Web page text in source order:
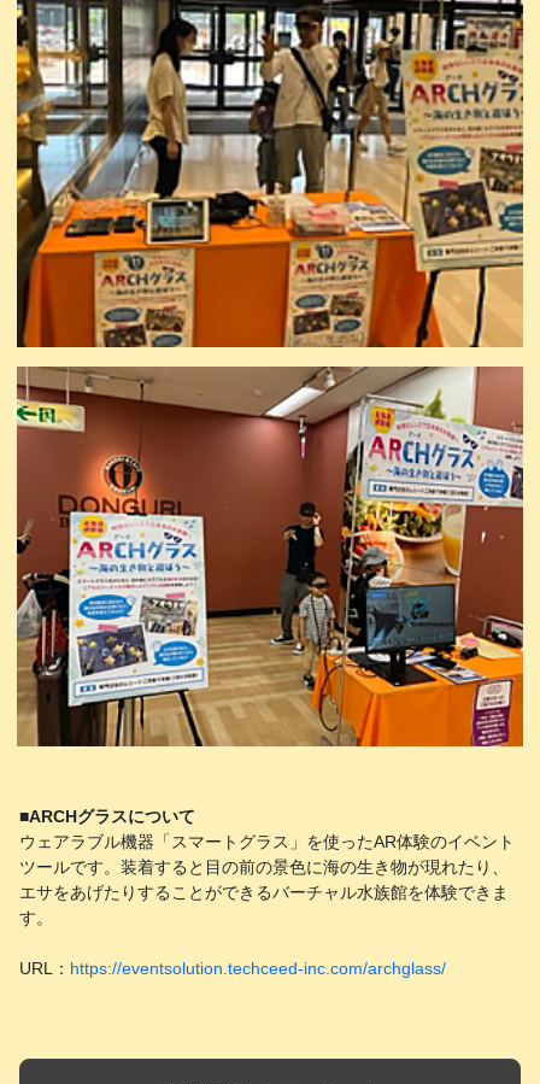
■ARCHグラスについて
ウェアラブル機器「スマートグラス」を使ったAR体験のイベント
ツールです。装着すると目の前の景色に海の生き物が現れたり、
エサをあげたりすることができるバーチャル水族館を体験できま
す。
URL： https://eventsolution.techceed-inc.com/archglass/